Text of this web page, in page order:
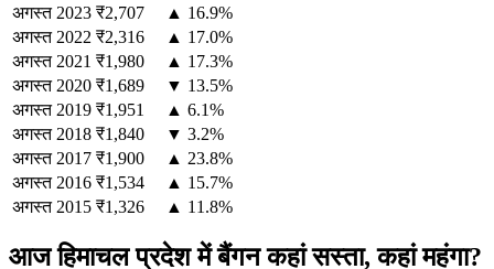
अगस्त 2023 ₹2,707
▲ 16.9%
अगस्त 2022 ₹2,316
▲ 17.0%
अगस्त 2021 ₹1,980
▲ 17.3%
अगस्त 2020 ₹1,689
▼ 13.5%
अगस्त 2019 ₹1,951
▲ 6.1%
अगस्त 2018 ₹1,840
▼ 3.2%
अगस्त 2017 ₹1,900
▲ 23.8%
अगस्त 2016 ₹1,534
▲ 15.7%
अगस्त 2015 ₹1,326 ▲ 11.8%
आज हिमाचल प्रदेश में बैंगन कहां सस्ता, कहां महंगा?